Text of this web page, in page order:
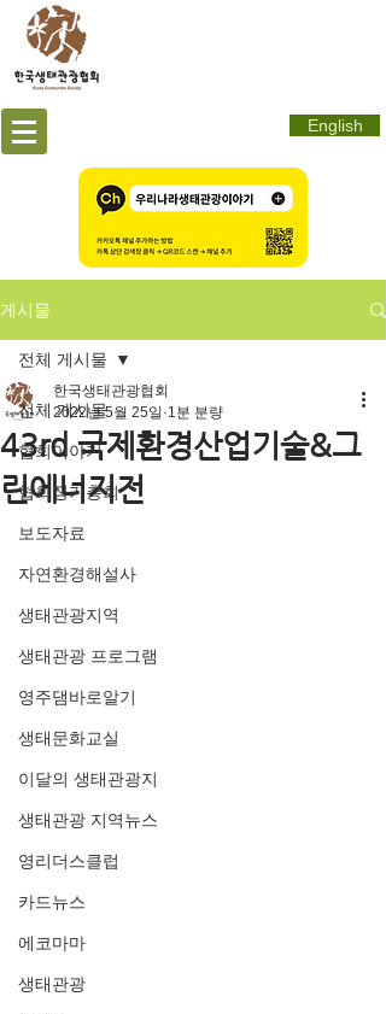
English
게시물
전체 게시물
협회이야기
협회정기총회
보도자료
자연환경해설사
생태관광지역
생태관광 프로그램
영주댐바로알기
생태문화교실
이달의 생태관광지
생태관광 지역뉴스
영리더스클럽
카드뉴스
에코마마
생태관광
전체 게시물
43rd 국제환경산업기술&그
린에너지전
한국생태관광협회
2022년 5월 25일 1분 분량